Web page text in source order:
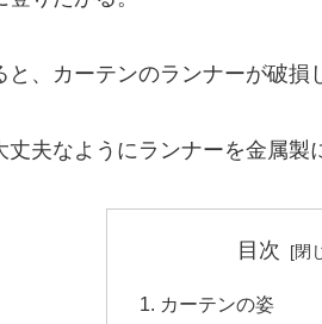
、カーテンのランナーが破損
夫なようにランナーを金属製
目次
カーテンの姿